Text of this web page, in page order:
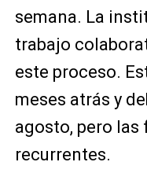
semana. La
trabajo
este proceso.
meses atrás y
agosto, pero las
recurrentes.